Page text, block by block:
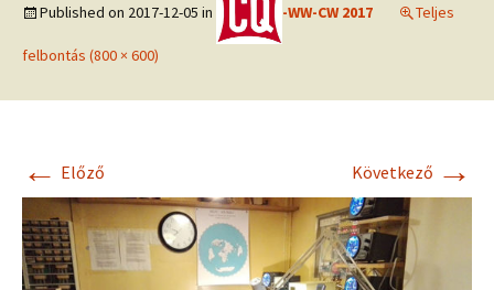
Published on 2017-12-05 in -WW-CW 2017 Teljes
felbontás (800 × 600)
← Előző Következő →